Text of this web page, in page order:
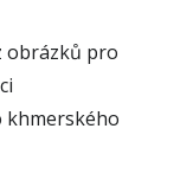
obrázků pro
khmerského